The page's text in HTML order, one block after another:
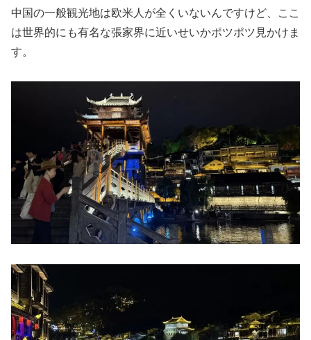
中国の一般観光地は欧米人が全くいないんですけど、ここ
は世界的にも有名な張家界に近いせいかポツポツ見かけま
す。